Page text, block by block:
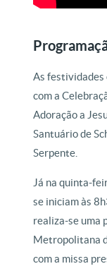
As festividades
com a
Adoração a
Santuário de
Serpente.
Já na quinta-
se iniciam às
realiza-se uma
Metropolitana
com a missa